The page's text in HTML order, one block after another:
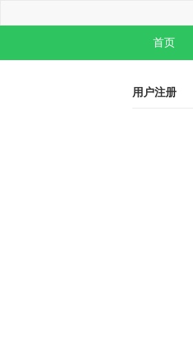
首页
用户注册